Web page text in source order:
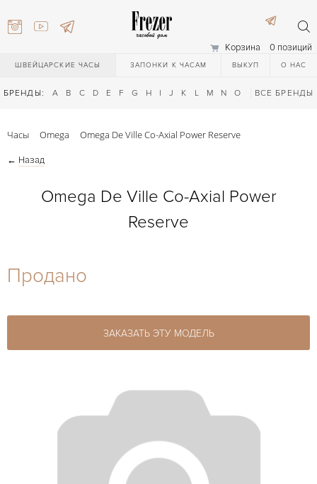
Корзина 0 позиций
ШВЕЙЦАРСКИЕ ЧАСЫ ЗАПОНКИ К ЧАСАМ ВЫКУП О НАС
БРЕНДЫ: A B C D E F G H I J K L M N O Q R S T
ВСЕ БРЕНДЫ
27-44
Часы Omega Omega De Ville Co-Axial Power Reserve
← Назад
Omega De Ville Co-Axial Power
Reserve
Продано
ЗАКАЗАТЬ ЭТУ МОДЕЛЬ